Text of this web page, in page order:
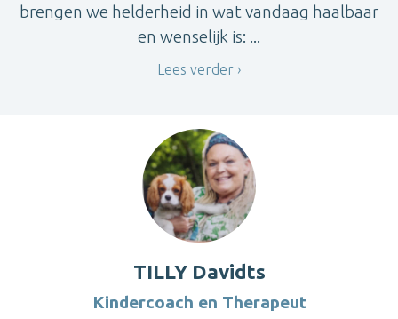
brengen we helderheid in wat vandaag haalbaar
en wenselijk is: ...
Lees verder
TILLY Davidts
Kindercoach en Therapeut